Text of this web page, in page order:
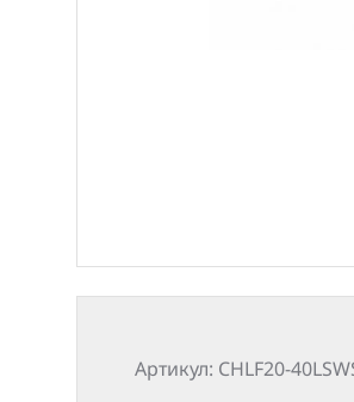
Артикул: CHLF20-